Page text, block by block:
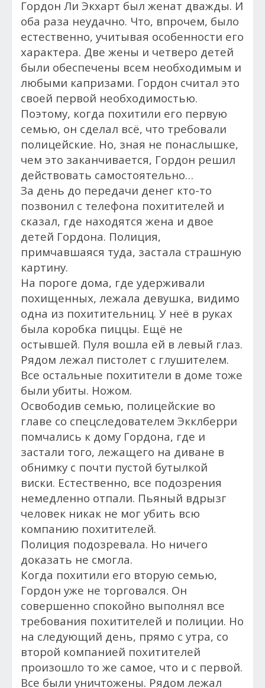
Гордон Ли Экхарт был женат дважды. И
оба раза неудачно. Что, впрочем, было
естественно, учитывая особенности его
характера. Две жены и четверо детей
были обеспечены всем необходимым и
любыми капризами. Гордон считал это
своей первой необходимостью.
Поэтому, когда похитили его первую
семью, он сделал всё, что требовали
полицейские. Но, зная не понаслышке,
чем это заканчивается, Гордон решил
действовать самостоятельно…
За день до передачи денег кто-то
позвонил с телефона похитителей и
сказал, где находятся жена и двое
детей Гордона. Полиция,
примчавшаяся туда, застала страшную
картину.
На пороге дома, где удерживали
похищенных, лежала девушка, видимо
одна из похитительниц. У неё в руках
была коробка пиццы. Ещё не
остывшей. Пуля вошла ей в левый глаз.
Рядом лежал пистолет с глушителем.
Все остальные похитители в доме тоже
были убиты. Ножом.
Освободив семью, полицейские во
главе со спецследователем Экклберри
помчались к дому Гордона, где и
застали того, лежащего на диване в
обнимку с почти пустой бутылкой
виски. Естественно, все подозрения
немедленно отпали. Пьяный вдрызг
человек никак не мог убить всю
компанию похитителей.
Полиция подозревала. Но ничего
доказать не смогла.
Когда похитили его вторую семью,
Гордон уже не торговался. Он
совершенно спокойно выполнял все
требования похитителей и полиции. Но
на следующий день, прямо с утра, со
второй компанией похитителей
произошло то же самое, что и с первой.
Все были уничтожены. Рядом лежал